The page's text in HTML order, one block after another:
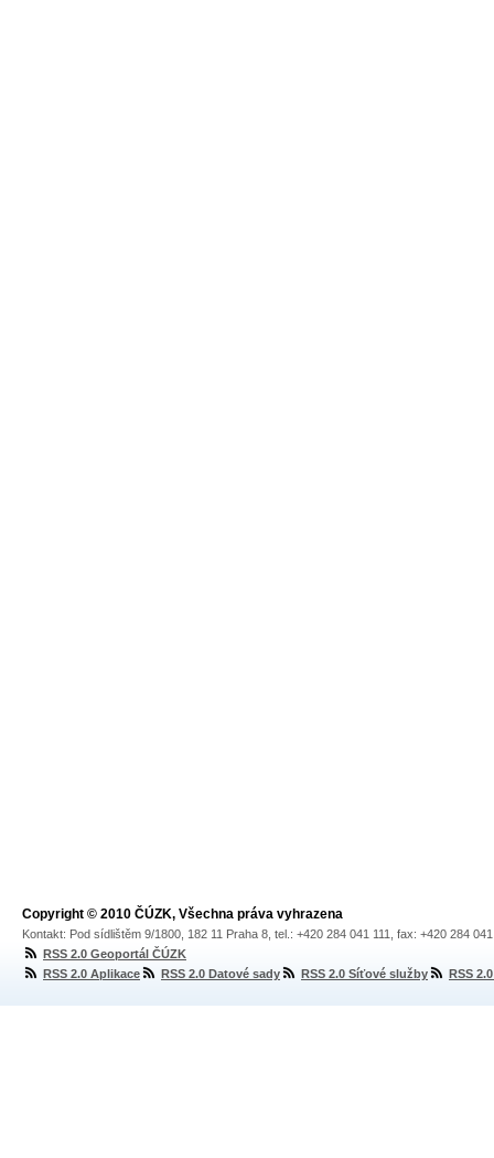
Copyright © 2010 ČÚZK, Všechna práva vyhrazena
Kontakt: Pod sídlištěm 9/1800, 182 11 Praha 8, tel.: +420 284 041 111, fax: +420 284
RSS 2.0 Geoportál ČÚZK
RSS 2.0 Aplikace
RSS 2.0 Datové sady RSS 2.0 Síťové služby RSS